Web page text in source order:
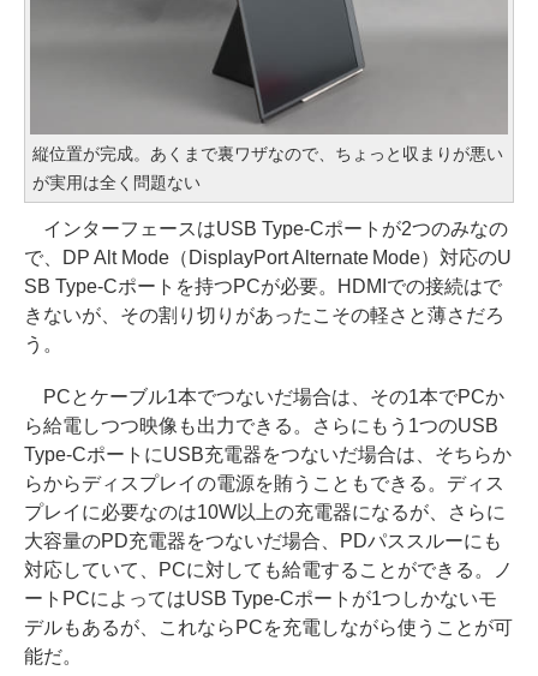
縦位置が完成。あくまで裏ワザなので、ちょっと収まりが悪い
が実用は全く問題ない
インターフェースはUSB Type-Cポートが2つのみなの
で、DP Alt Mode（DisplayPort Alternate Mode）対応のU
SB Type-Cポートを持つPCが必要。HDMIでの接続はで
きないが、その割り切りがあったこその軽さと薄さだろ
う。
PCとケーブル1本でつないだ場合は、その1本でPCか
ら給電しつつ映像も出力できる。さらにもう1つのUSB
Type-CポートにUSB充電器をつないだ場合は、そちらか
らからディスプレイの電源を賄うこともできる。ディス
プレイに必要なのは10W以上の充電器になるが、さらに
大容量のPD充電器をつないだ場合、PDパススルーにも
対応していて、PCに対しても給電することができる。ノ
ートPCによってはUSB Type-Cポートが1つしかないモ
デルもあるが、これならPCを充電しながら使うことが可
能だ。